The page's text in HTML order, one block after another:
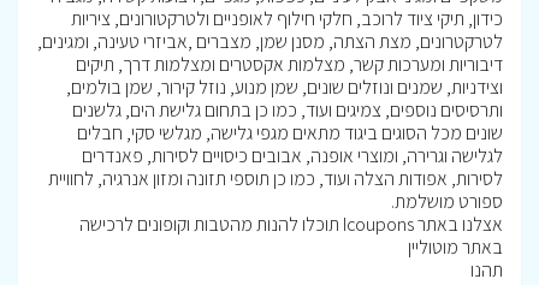
כידון, תיקי ציוד לרוכב, חלקי חילוף לאופניים ולטרקטורונים, ציריות
לטרקטרונים, מצת הצתה, מסנן שמן, מצברים ,אביזרי טעינה, ומגינים,
דיבוריות ומערכות קשר, מצלמות אקסטרים ומצלמות דרך, תיקים
וצידניות, שמנים ונוזלים שונים, שמן מנוע, נוזל קירור, שמן בולמים,
ותרסיסים נוספים, צמיגים ועוד, כמו כן בתחום גלישת הים, גלשנים
שונים מכל הסוגים ביגוד מתאים מגפי גלישה, מגלשי סקי, חבלים
לגלישה וגרירה, ומוצרי אופנה, אבובים כיסויים לסירות, פאנדרים
לסירות, אפודות הצלה ועוד, כמו כן תוספי תזונה ומזון אנרגיה, לחוויית
ספורט מושלמת.
אצלנו באתר Icoupons תוכלו להנות מהטבות וקופונים לרכישה
באתר מוטוליין
תהנו